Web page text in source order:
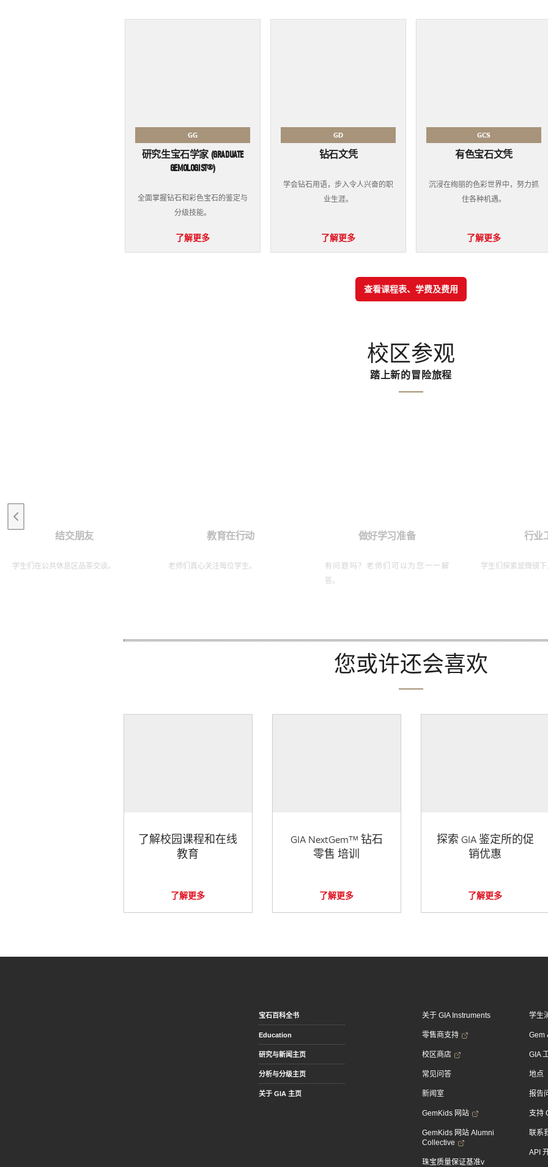
GG
研究生宝石学家 (GRADUATE
GEMOLOGIST®)
全面掌握钻石和彩色宝石的鉴定与
分级技能。
了解更多
GD
钻石文凭
学会钻石用语，步入令人兴奋的职
业生涯。
了解更多
GCS
有色宝石文凭
沉浸在绚丽的色彩世界中，努力​​抓
住各种机遇。
了解更多
查看课程表、学费及费用
校区参观
踏上新的冒险旅程
结交朋友
学生们在公共休息区品茶交谈。
教育在行动
老师们真心关注每位学生。
做好学习准备
有问题吗？老师们可以为您一一解
答。
行业
学生们探索显微镜
Previous slide
您或许还会喜欢
了解校园课程和在线
教育
了解更多
GIA NextGem™ 钻石
零售 培训
了解更多
探索 GIA 鉴定所的促
销优惠
了解更多
宝石百科全书
Education
研究与新闻主页
分析与分级主页
关于 GIA 主页
关于 GIA Instruments
零售商支持
校区商店
常见问答
新闻室
GemKids 网站
GemKids 网站 Alumni
Collective
珠宝质量保证基准v
学生
Gem
GIA
地点
报告
支持
联系
API